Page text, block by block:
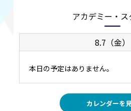
アカデミー・ス
8.7（金）
本日の予定はありません。
カレンダーを